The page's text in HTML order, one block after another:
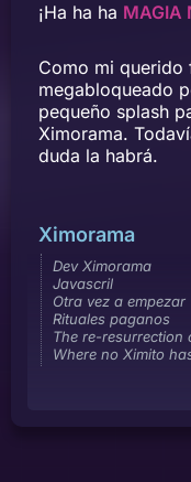
¡Ha ha ha MAGIA
Como mi querido
megabloqueado
pequeño splash
Ximorama.
duda la habrá.
Ximorama
Dev Ximorama
Javascril
Otra vez a empezar
Rituales paganos
The re-resurrection
Where no Ximito